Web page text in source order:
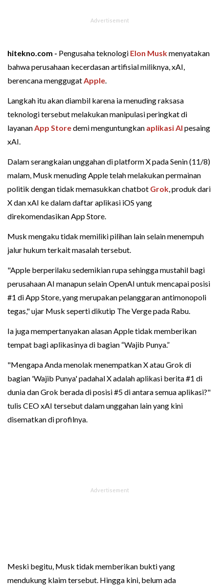
hitekno.com - Pengusaha teknologi Elon Muskmenyatakan
bahwa perusahaan kecerdasan artifisial miliknya, xAI,
berencana menggugatApple.
Langkah itu akan diambil karena ia menuding raksasa
teknologi tersebut melakukan manipulasi peringkat di
layananApp Storedemi menguntungkan aplikasi AI pesaing
xAI.
Dalam serangkaian unggahan di platform X pada Senin (11/8)
malam, Musk menuding Apple telah melakukan permainan
politik dengan tidak memasukkan chatbot Grok, produk dari
X dan xAI ke dalam daftar aplikasi iOS yang
direkomendasikan App Store.
Musk mengaku tidak memiliki pilihan lain selain menempuh
jalur hukum terkait masalah tersebut.
"Apple berperilaku sedemikian rupa sehingga mustahil bagi
perusahaan AI manapun selain OpenAI untuk mencapai posisi
#1 di App Store, yang merupakan pelanggaran antimonopoli
tegas," ujar Musk seperti dikutip The Verge pada Rabu.
Ia juga mempertanyakan alasan Apple tidak memberikan
tempat bagi aplikasinya di bagian “Wajib Punya.”
"Mengapa Anda menolak menempatkan X atau Grok di
bagian 'Wajib Punya' padahal X adalah aplikasi berita #1 di
dunia dan Grok berada di posisi #5 di antara semua aplikasi?"
tulis CEO xAI tersebut dalam unggahan lain yang kini
disematkan di profilnya.
Meski begitu, Musk tidak memberikan bukti yang
mendukung klaim tersebut. Hingga kini, belum ada